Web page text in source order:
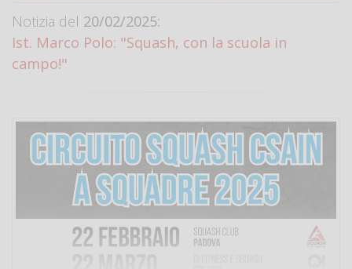
Notizia del 20/02/2025:
Ist. Marco Polo: "Squash, con la scuola in
campo!"